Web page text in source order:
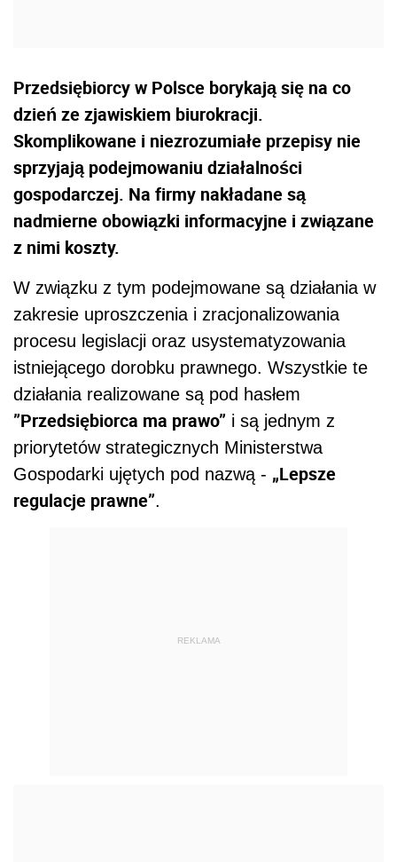
Przedsiębiorcy w Polsce borykają się na co
dzień ze zjawiskiem biurokracji.
Skomplikowane i niezrozumiałe przepisy nie
sprzyjają podejmowaniu działalności
gospodarczej. Na firmy nakładane są
nadmierne obowiązki informacyjne i związane
z nimi koszty.
W związku z tym podejmowane są działania w
zakresie uproszczenia i zracjonalizowania
procesu legislacji oraz usystematyzowania
istniejącego dorobku prawnego. Wszystkie te
działania realizowane są pod hasłem
”Przedsiębiorca ma prawo” i są jednym z
priorytetów strategicznych Ministerstwa
Gospodarki ujętych pod nazwą - „Lepsze
regulacje prawne”.
REKLAMA